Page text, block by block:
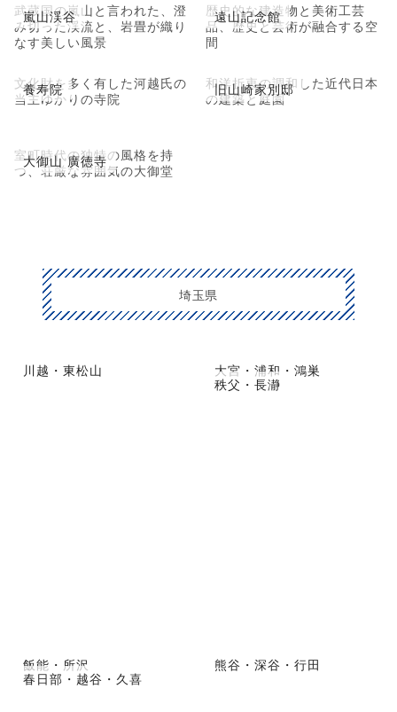
嵐山渓谷
武蔵国の嵐山と言われた、澄
み切った渓流と、岩畳が織り
なす美しい風景
遠山記念館
歴史的な建造物と美術工芸
品、歴史と芸術が融合する空
間
養寿院
文化財を多く有した河越氏の
当主ゆかりの寺院
旧山崎家別邸
和洋折衷の調和した近代日本
の建築と庭園
大御山 廣徳寺
室町時代の独特の風格を持
つ、荘厳な雰囲気の大御堂
埼玉県
川越・東松山
大宮・浦和・鴻巣
秩父・長瀞
飯能・所沢
熊谷・深谷・行田
春日部・越谷・久喜